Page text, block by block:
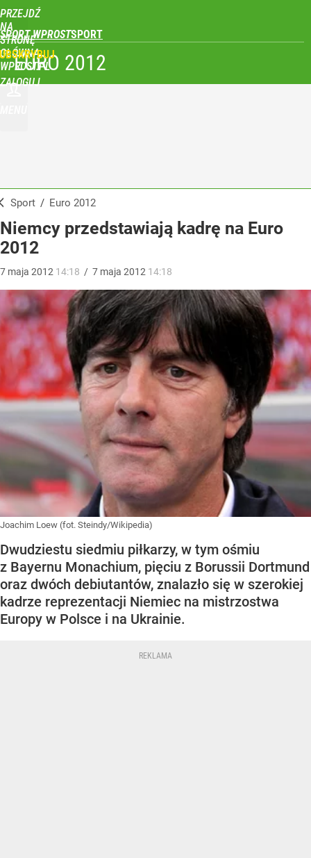
PRZEJDŹ
NA
STRONĘ
GŁÓWNĄ
WPROST.PL
SPORT WPROST
ZALOGUJ
EURO 2012
Sport / Euro 2012
Niemcy przedstawiają kadrę na Euro
2012
7 maja 2012 14:18 / 7 maja 2012 14:18
Joachim Loew (fot. Steindy/Wikipedia)
Dwudziestu siedmiu piłkarzy, w tym ośmiu
z Bayernu Monachium, pięciu z Borussii Dortmund
oraz dwóch debiutantów, znalazło się w szerokiej
kadrze reprezentacji Niemiec na mistrzostwa
Europy w Polsce i na Ukrainie.